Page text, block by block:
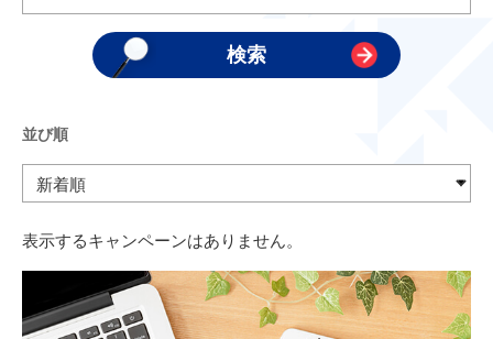
並び順
表示するキャンペーンはありません。